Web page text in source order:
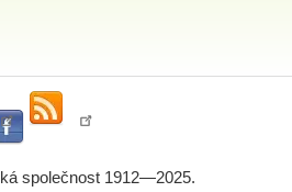
společnost 1912—2025.